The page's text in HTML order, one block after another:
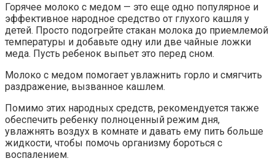
Горячее молоко с медом — это еще одно популярное и
эффективное народное средство от глухого кашля у
детей. Просто подогрейте стакан молока до приемлемой
температуры и добавьте одну или две чайные ложки
меда. Пусть ребенок выпьет это перед сном.
Молоко с медом помогает увлажнить горло и смягчить
раздражение, вызванное кашлем.
Помимо этих народных средств, рекомендуется также
обеспечить ребенку полноценный режим дня,
увлажнять воздух в комнате и давать ему пить больше
жидкости, чтобы помочь организму бороться с
воспалением.